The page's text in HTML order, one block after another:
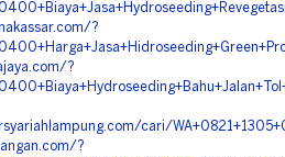
?
?
cari/
?